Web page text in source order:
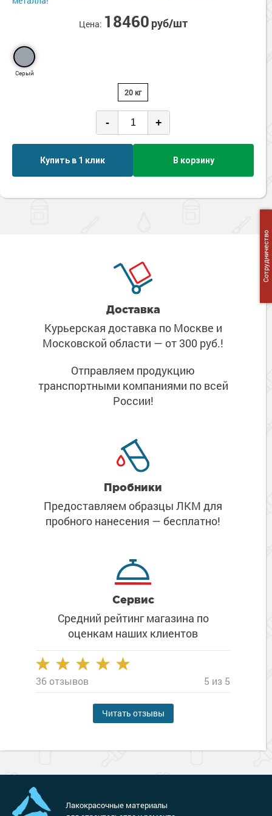
Сопутствующие товары
Морозостойкие краски для фасада
Сопутствующие товары
Цена: 18460 руб/шт
Серый
20 кг
- +
Купить в 1 клик В корзину
Доставка
Курьерская доставка по Москве и
Московской области — от 300 руб.!
Отправляем продукцию
транспортными компаниями по всей
России!
Пробники
Предоставляем образцы ЛКМ для
пробного нанесения — бесплатно!
Сервис
Средний рейтинг магазина по
оценкам наших клиентов
36 отзывов 5 из 5
Читать отзывы
Лакокрасочные материалы
Сотрудничество